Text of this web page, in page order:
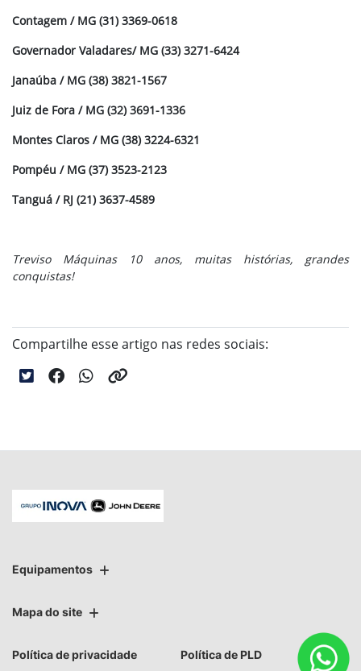
Contagem / MG (31) 3369-0618
Governador Valadares/ MG (33) 3271-6424
Janaúba / MG (38) 3821-1567
Juiz de Fora / MG (32) 3691-1336
Montes Claros / MG (38) 3224-6321
Pompéu / MG (37) 3523-2123
Tanguá / RJ (21) 3637-4589
Treviso Máquinas 10 anos, muitas histórias, grandes
conquistas!
Compartilhe esse artigo nas redes sociais:
Equipamentos
Mapa do site
Política de privacidade Política de PLD